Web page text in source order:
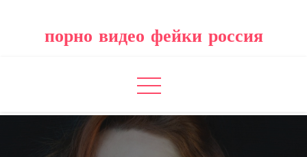
содержимому
порно видео фейки россия